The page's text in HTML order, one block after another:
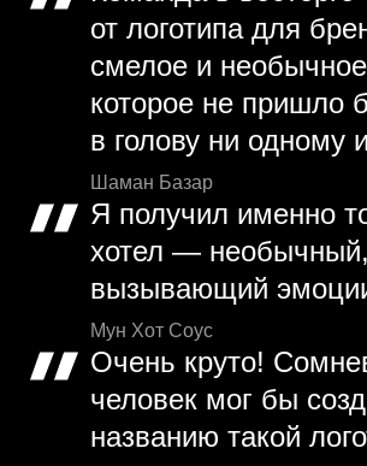
от логотипа для
смелое и
которое не пришло
в голову ни одному
Шаман Базар
Я получил именно
хотел — необычный,
вызывающий
Мун Хот Соус
Очень круто!
человек мог бы
названию такой